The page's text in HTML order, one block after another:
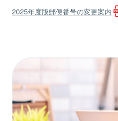
2025年度版郵便番号の変更案内